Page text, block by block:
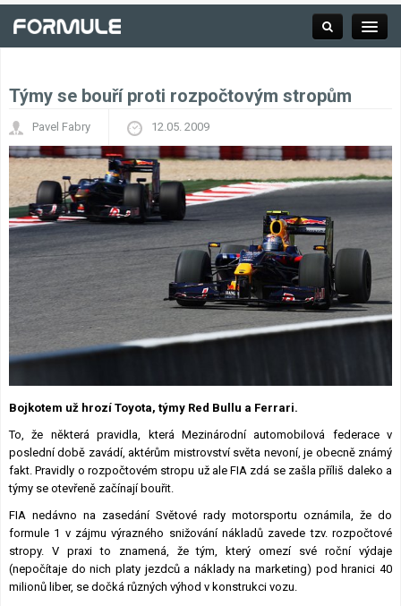
Závodní série
Kalendář F1
Výsledky F1
Týmy a jezdci F1
Týmy se bouří proti rozpočtovým stropům
Pavel Fabry 12.05. 2009
Bojkotem už hrozí Toyota, týmy Red Bullu a Ferrari.
To, že některá pravidla, která Mezinárodní automobilová federace v
poslední době zavádí, aktérům mistrovství světa nevoní, je obecně známý
fakt. Pravidly o rozpočtovém stropu už ale FIA zdá se zašla příliš daleko a
týmy se otevřeně začínají bouřit.
FIA nedávno na zasedání Světové rady motorsportu oznámila, že do
formule 1 v zájmu výrazného snižování nákladů zavede tzv. rozpočtové
stropy. V praxi to znamená, že tým, který omezí své roční výdaje
(nepočítaje do nich platy jezdců a náklady na marketing) pod hranici 40
milionů liber, se dočká různých výhod v konstrukci vozu.